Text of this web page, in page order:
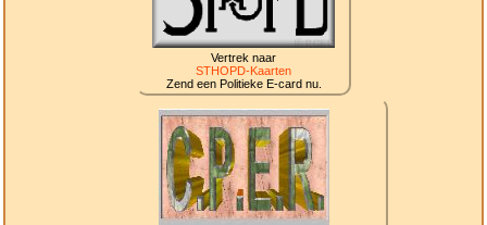
Vertrek naar
STHOPD-Kaarten
Zend een Politieke E-card nu.